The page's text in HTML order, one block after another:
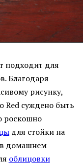
подходит для
Благодаря
рисунку,
Red суждено быть
роскошно
для стойки на
в домашнем
облицовки